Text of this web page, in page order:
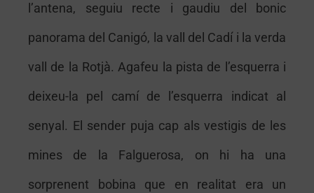
l’antena, seguiu recte i gaudiu del bonic
panorama del Canigó, la vall del Cadí i la verda
vall de la Rotjà. Agafeu la pista de l’esquerra i
deixeu-la pel camí de l’esquerra indicat al
senyal. El sender puja cap als vestigis de les
mines de la Falguerosa, on hi ha una
sorprenent bobina que en realitat era un